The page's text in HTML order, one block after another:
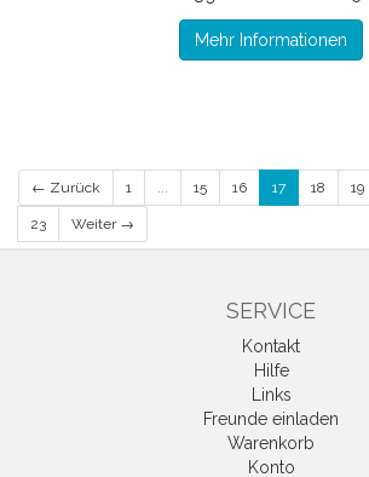
Mehr Informationen
← Zurück 1 ... 15 16 17 18 19
23 Weiter →
SERVICE
Kontakt
Hilfe
Links
Freunde einladen
Warenkorb
Konto